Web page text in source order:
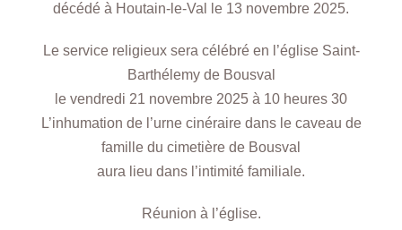
décédé à Houtain-le-Val le 13 novembre 2025.
Le service religieux sera célébré en l’église Saint-
Barthélemy de Bousval
le vendredi 21 novembre 2025 à 10 heures 30
L’inhumation de l’urne cinéraire dans le caveau de
famille du cimetière de Bousval
aura lieu dans l’intimité familiale.
Réunion à l’église.